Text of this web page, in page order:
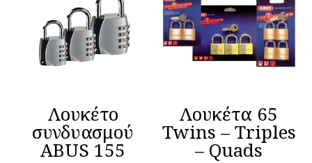
Λουκέτο
συνδυασμού
ABUS 155
Λουκέτα 65
Twins – Triples
– Quads